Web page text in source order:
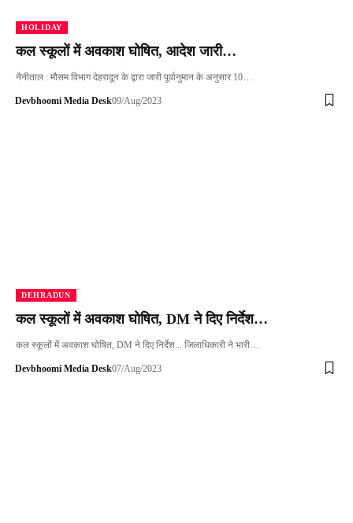
HOLIDAY
कल स्कूलों में अवकाश घोषित, आदेश जारी…
नैनीताल : मौसम विभाग देहरादून के द्वारा जारी पूर्वानुमान के अनुसार 10…
Devbhoomi Media Desk09/Aug/2023
DEHRADUN
कल स्कूलों में अवकाश घोषित, DM ने दिए निर्देश…
कल स्कूलों में अवकाश घोषित, DM ने दिए निर्देश... जिलाधिकारी ने भारी…
Devbhoomi Media Desk07/Aug/2023